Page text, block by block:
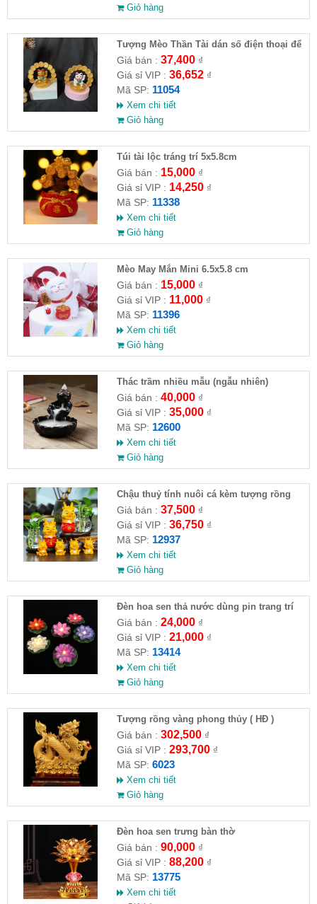
Giỏ hàng
Tượng Mèo Thần Tài dán số điện thoại để
ô tô
Giá bán : 37,400₫
Giá sỉ VIP : 36,652₫
Mã SP: 11054
Xem chi tiết
Giỏ hàng
Túi tài lộc tráng trí 5x5.8cm
Giá bán : 15,000₫
Giá sỉ VIP : 14,250₫
Mã SP: 11338
Xem chi tiết
Giỏ hàng
Mèo May Mắn Mini 6.5x5.8 cm
Giá bán : 15,000₫
Giá sỉ VIP : 11,000₫
Mã SP: 11396
Xem chi tiết
Giỏ hàng
Thác trầm nhiều mẫu (ngẫu nhiên)
Giá bán : 40,000₫
Giá sỉ VIP : 35,000₫
Mã SP: 12600
Xem chi tiết
Giỏ hàng
Chậu thuỷ tính nuôi cá kèm tượng rồng
Giá bán : 37,500₫
Giá sỉ VIP : 36,750₫
Mã SP: 12937
Xem chi tiết
Giỏ hàng
Đèn hoa sen thả nước dùng pin trang trí
hồ
Giá bán : 24,000₫
Giá sỉ VIP : 21,000₫
Mã SP: 13414
Xem chi tiết
Giỏ hàng
Tượng rồng vàng phong thủy ( HĐ )
Giá bán : 302,500₫
Giá sỉ VIP : 293,700₫
Mã SP: 6023
Xem chi tiết
Giỏ hàng
Đèn hoa sen trưng bàn thờ
Giá bán : 90,000₫
Giá sỉ VIP : 88,200₫
Mã SP: 13775
Xem chi tiết